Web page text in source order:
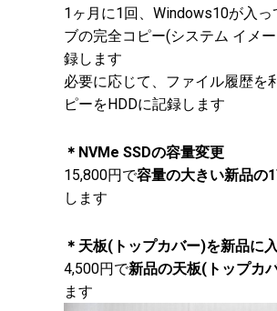
1ヶ月に1回、Windows10が入っ
ブの完全コピー(システム イメ
録します
必要に応じて、ファイル履歴を
ピーをHDDに記録します
＊NVMe SSDの容量変更
15,800円で容量の大きい新品の
します
＊天板(トップカバー)を新品に
4,500円で新品の天板(トップカ
ます